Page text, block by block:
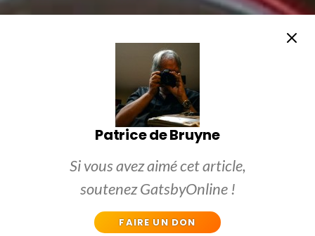
Patrice de Bruyne
Si vous avez aimé cet article,
soutenez GatsbyOnline !
FAIRE UN DON